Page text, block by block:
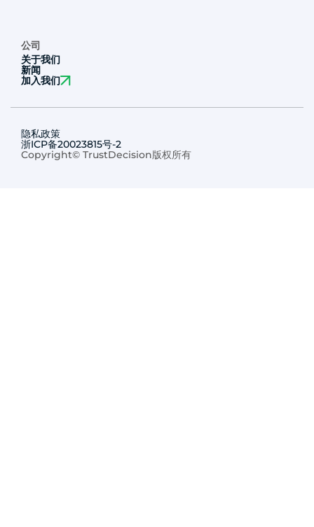
公司
关于我们
新闻
加入我们
隐私政策
浙ICP备20023815号-2
Copyright© TrustDecision版权所有